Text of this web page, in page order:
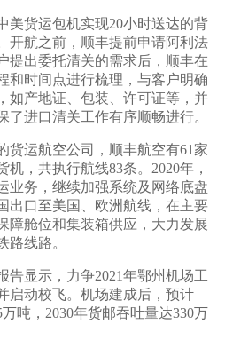
美货运包机实现20小时送达的背
开航之前，顺丰提前申请阿利法
提出委托清关的需求后，顺丰在
和时间点进行梳理，与客户明确
如产地证、包装、许可证等，并
了进口清关工作有序顺畅进行。
货运航空公司，顺丰航空有61家
机，共执行航线83条。2020年，
业务，继续加强系统及网络底盘
出口至美国、欧洲航线，在主要
障舱位和集装箱供应，大力发展
路线路。
告显示，力争2021年鄂州机场工
启动校飞。机场建成后，预计
吨，2030年货邮吞吐量达330万